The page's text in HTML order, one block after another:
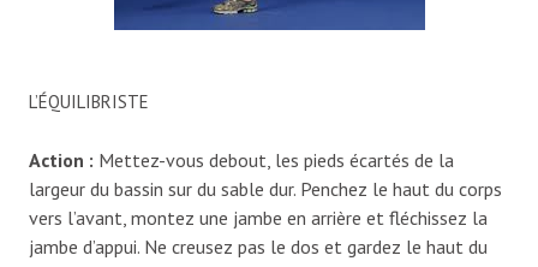
L’ÉQUILIBRISTE
Action : Mettez-vous debout, les pieds écartés de la
largeur du bassin sur du sable dur. Penchez le haut du corps
vers l’avant, montez une jambe en arrière et fléchissez la
jambe d’appui. Ne creusez pas le dos et gardez le haut du